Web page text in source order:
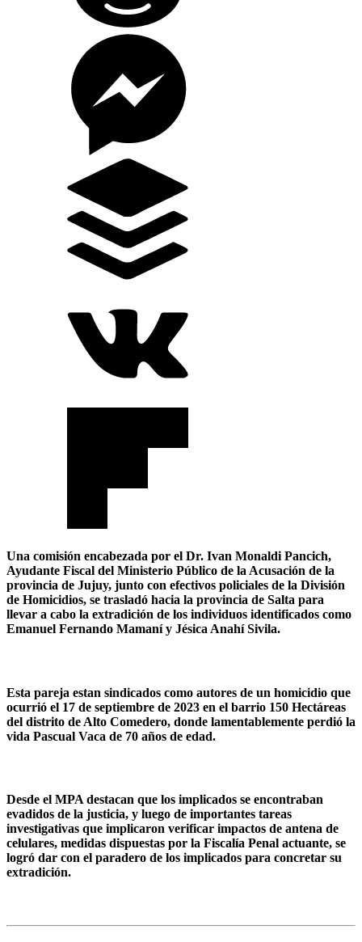
Una comisión encabezada por el Dr. Ivan Monaldi Pancich,
Ayudante Fiscal del Ministerio Público de la Acusación de la
provincia de Jujuy, junto con efectivos policiales de la División
de Homicidios, se trasladó hacia la provincia de Salta para
llevar a cabo la extradición de los individuos identificados como
Emanuel Fernando Mamaní y Jésica Anahí Sivila.
Esta pareja estan sindicados como autores de un homicidio que
ocurrió el 17 de septiembre de 2023 en el barrio 150 Hectáreas
del distrito de Alto Comedero, donde lamentablemente perdió la
vida Pascual Vaca de 70 años de edad.
Desde el MPA destacan que los implicados se encontraban
evadidos de la justicia, y luego de importantes tareas
investigativas que implicaron verificar impactos de antena de
celulares, medidas dispuestas por la Fiscalía Penal actuante, se
logró dar con el paradero de los implicados para concretar su
extradición.